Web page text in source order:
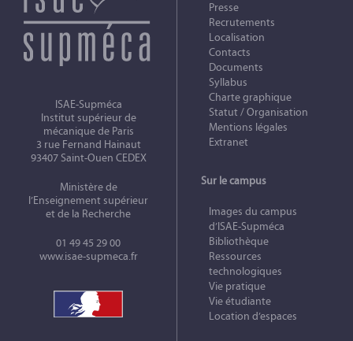
ISAE-Supméca
Institut supérieur de
mécanique de Paris
3 rue Fernand Hainaut
93407 Saint-Ouen CEDEX
Ministère de
l’Enseignement supérieur
et de la Recherche
01 49 45 29 00
www.isae-supmeca.fr
Presse
Recrutements
Localisation
Contacts
Documents
Syllabus
Charte graphique
Statut / Organisation
Mentions légales
Extranet
Sur le campus
Images du campus
d’ISAE-Supméca
Bibliothèque
Ressources
technologiques
Vie pratique
Vie étudiante
Location d’espaces